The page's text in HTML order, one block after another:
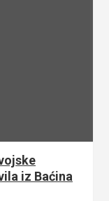
iz Baćina